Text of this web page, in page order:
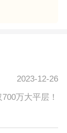
2023-12-26
万大平层！